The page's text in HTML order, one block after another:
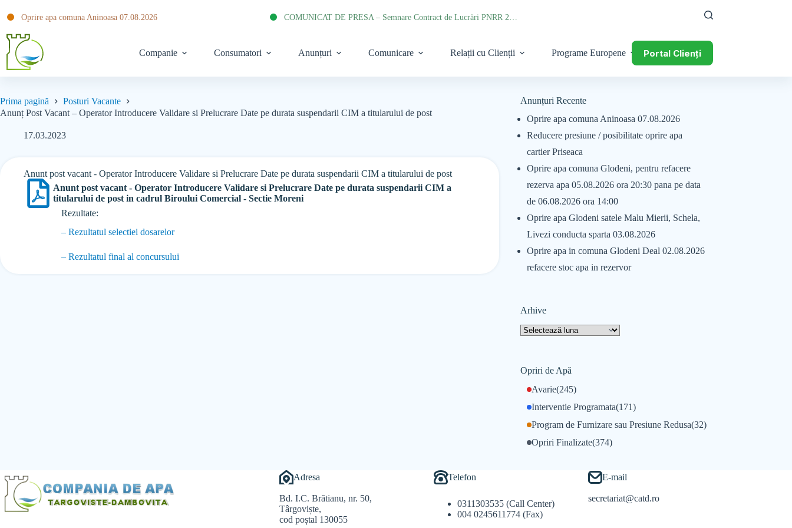
Oprire apa comuna Aninoasa 07.08.2026
Companie Consumatori Anunțuri Comunicare Relații cu Clienții Programe Europene Portal Clienți
Prima pagină
Posturi Vacante
Anunț Post Vacant – Operator Introducere Validare si Prelucrare Date pe durata suspendarii CIM a titularului de post
17.03.2023
Anunt post vacant - Operator Introducere Validare si Prelucrare Date pe durata suspendarii CIM a titularului de post
Anunt post vacant - Operator Introducere Validare si Prelucrare Date pe durata suspendarii CIM a
titularului de post in cadrul Biroului Comercial - Sectie Moreni
Rezultate:
– Rezultatul selectiei dosarelor
– Rezultatul final al concursului
Anunțuri Recente
Oprire apa comuna Aninoasa 07.08.2026
Reducere presiune / posibilitate oprire apa
cartier Priseaca
Oprire apa comuna Glodeni, pentru refacere
rezerva apa 05.08.2026 ora 20:30 pana pe data
de 06.08.2026 ora 14:00
Oprire apa Glodeni satele Malu Mierii, Schela,
Livezi conducta sparta 03.08.2026
Oprire apa in comuna Glodeni Deal 02.08.2026
refacere stoc apa in rezervor
Arhive
Opriri de Apă
Avarie(245)
Interventie Programata(171)
Opriri Finalizate(374)
Program de Furnizare sau Presiune Redusa(32)
Adresa
Bd. I.C. Brătianu, nr. 50,
Târgoviște,
cod poștal 130055
Telefon
0311303535 (Call Center)
004 0245611774 (Fax)
E-mail
secretariat@catd.ro